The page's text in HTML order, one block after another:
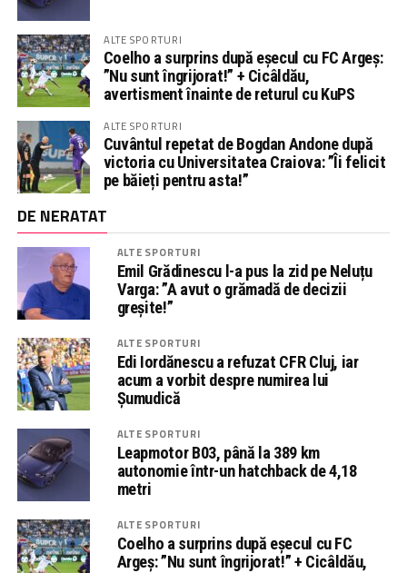
ALTE SPORTURI
Coelho a surprins după eșecul cu FC Argeș:
”Nu sunt îngrijorat!” + Cicâldău,
avertisment înainte de returul cu KuPS
ALTE SPORTURI
Cuvântul repetat de Bogdan Andone după
victoria cu Universitatea Craiova: ”Îi felicit
pe băieți pentru asta!”
DE NERATAT
ALTE SPORTURI
Emil Grădinescu l-a pus la zid pe Neluțu
Varga: ”A avut o grămadă de decizii
greșite!”
ALTE SPORTURI
Edi Iordănescu a refuzat CFR Cluj, iar
acum a vorbit despre numirea lui
Șumudică
ALTE SPORTURI
Leapmotor B03, până la 389 km
autonomie într-un hatchback de 4,18
metri
ALTE SPORTURI
Coelho a surprins după eșecul cu FC
Argeș: ”Nu sunt îngrijorat!” + Cicâldău,